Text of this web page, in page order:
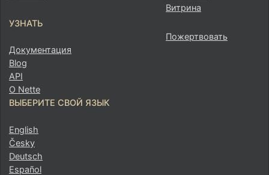
УЗНАТЬ
Документация
Blog
API
О Nette
Витрина
Пожертвовать
ВЫБЕРИТЕ СВОЙ ЯЗЫК
English
Česky
Deutsch
Español